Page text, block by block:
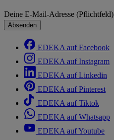
Deine E-Mail-Adresse (Pflichtfeld)
Absenden
EDEKA auf Facebook
EDEKA auf Instagram
EDEKA auf Linkedin
EDEKA auf Pinterest
EDEKA auf Tiktok
EDEKA auf Whatsapp
EDEKA auf Youtube